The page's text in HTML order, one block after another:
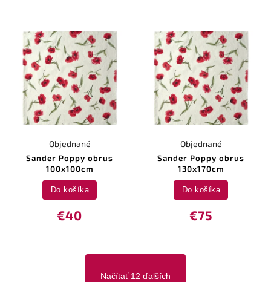
Sander Poppy obrus
100x100cm
Objednané
€40
Do košíka
Sander Poppy obrus
130x170cm
Objednané
€75
Do košíka
Načítať 12 ďalších